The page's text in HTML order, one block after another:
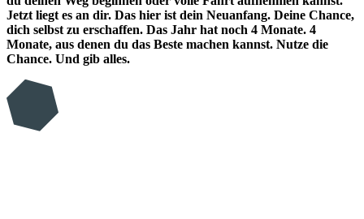
Jetzt liegt es an dir. Das hier ist dein Neuanfang. Deine Chance,
dich selbst zu erschaffen. Das Jahr hat noch 4 Monate. 4
Monate, aus denen du das Beste machen kannst. Nutze die
Chance. Und gib alles.